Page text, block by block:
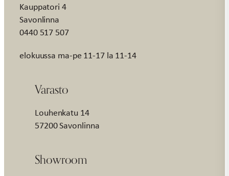
Kauppatori 4
Savonlinna
0440 517 507
elokuussa ma-pe 11-17 la 11-14
Varasto
Louhenkatu 14
57200 Savonlinna
Showroom